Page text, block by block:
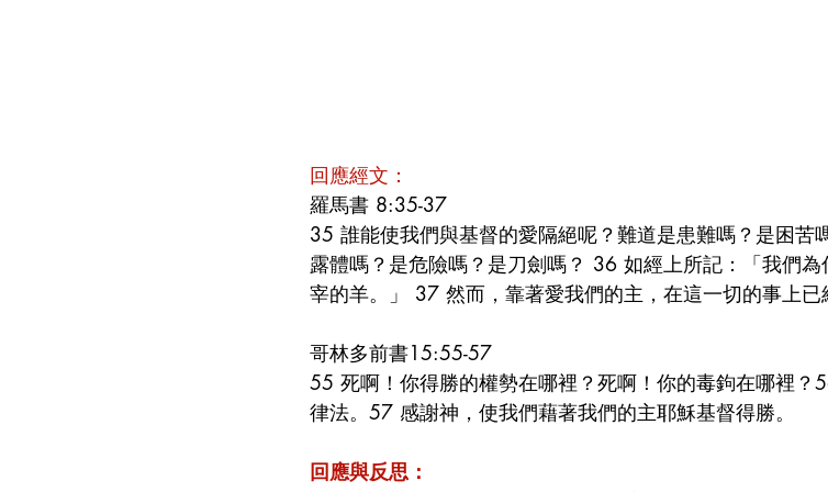
回應經文：
羅馬書 8:35-37
35 誰能使我們與基督的愛隔絕呢？難道是患難嗎？是困苦
露體嗎？是危險嗎？是刀劍嗎？ 36 如經上所記：「我們
宰的羊。」 37 然而，靠著愛我們的主，在這一切的事上已
哥林多前書15:55-57
55 死啊！你得勝的權勢在哪裡？死啊！你的毒鉤在哪裡？
律法。57 感謝神，使我們藉著我們的主耶穌基督得勝。
回應與反思：